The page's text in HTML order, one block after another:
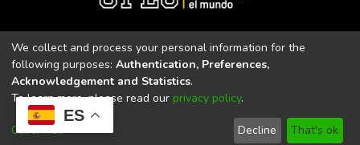
ES
Universidad Politécnica Estatal del Carchi
Universidad Politécnica Estatal del Carchi | Acreditada por el
CACES Resolución N°. 160-SE-33-CACES-2020
We collect and process your personal information for the
following purposes: Authentication, Preferences,
Acknowledgement and Statistics.
To learn more, please read our privacy policy.
Customize Decline That's ok